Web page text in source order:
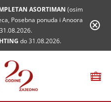
ASORTIMAN (osim
Posebna ponuda i Anoora
do 31.08.2026.